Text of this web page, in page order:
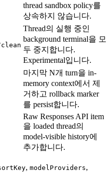
thread sandbox policy를
상속하지 않습니다.
Thread의 실행 중인
background terminal을 모
두 중지합니다.
Experimental입니다.
마지막 N개 turn을 in-
memory context에서 제
거하고 rollback marker
를 persist합니다.
Raw Responses API item
을 loaded thread의
model-visible history에
추가합니다.
, modelProviders,